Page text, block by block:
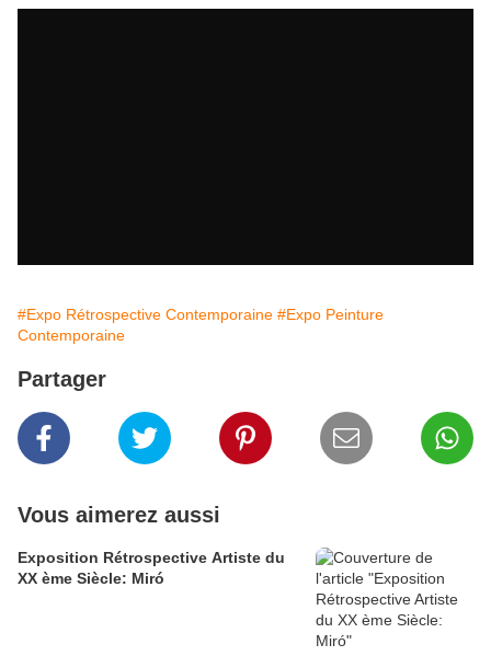
#Expo Rétrospective Contemporaine #Expo Peinture
Contemporaine
Partager
Vous aimerez aussi
Exposition Rétrospective Artiste du
XX ème Siècle: Miró